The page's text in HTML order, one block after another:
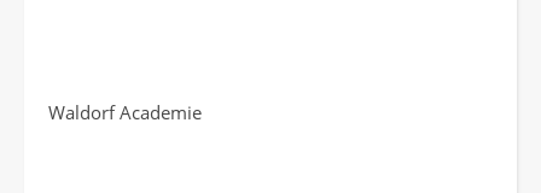
Waldorf Academie